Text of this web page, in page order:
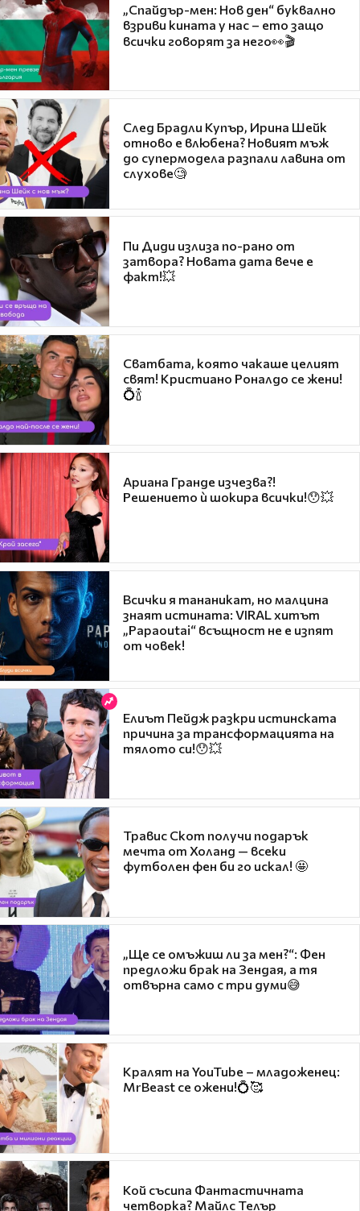
„Спайдър-мен: Нов ден“ буквално
взриви кината у нас – ето защо
всички говорят за него👀🎬
След Брадли Купър, Ирина Шейк
отново е влюбена? Новият мъж
до супермодела разпали лавина от
слухове🧐
Пи Диди излиза по-рано от
затвора? Новата дата вече е
факт!💥
Сватбата, която чакаше целият
свят! Кристиано Роналдо се жени!
💍🍾
Ариана Гранде изчезва?!
Решението ѝ шокира всички!😯💥
Всички я тананикат, но малцина
знаят истината: VIRAL хитът
„Papaoutai“ всъщност не е изпят
от човек!
Елиът Пейдж разкри истинската
причина за трансформацията на
тялото си!😯💥
Травис Скот получи подарък
мечта от Холанд — всеки
футболен фен би го искал! 🤩
„Ще се омъжиш ли за мен?“: Фен
предложи брак на Зендая, а тя
отвърна само с три думи😅
Кралят на YouTube – младоженец:
MrBeast се ожени!💍🥰
Кой съсипа Фантастичната
четворка? Майлс Телър